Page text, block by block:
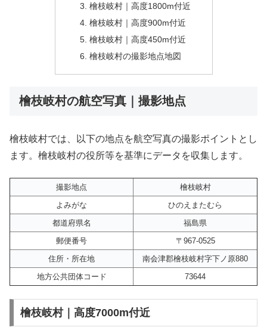
檜枝岐村｜高度1800m付近
檜枝岐村｜高度900m付近
檜枝岐村｜高度450m付近
檜枝岐村の撮影地点地図
檜枝岐村の航空写真｜撮影地点
檜枝岐村では、以下の地点を航空写真の撮影ポイントとし
ます。檜枝岐村の役所等を基準にデータを収集します。
撮影地点
檜枝岐村
よみがな
ひのえまたむら
都道府県名
福島県
郵便番号
〒967-0525
住所・所在地
南会津郡檜枝岐村字下ノ原880
地方公共団体コード
73644
檜枝岐村｜高度7000m付近